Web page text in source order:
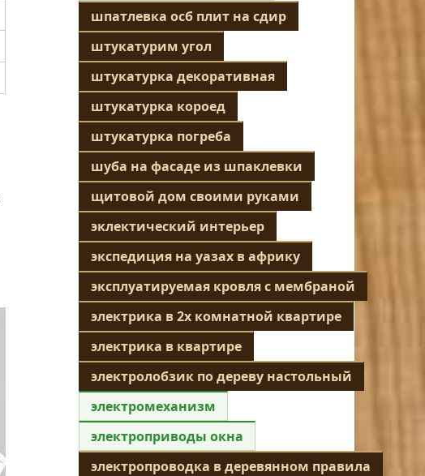
шпатлевка осб плит на сдир
штукатурим угол
штукатурка декоративная
штукатурка короед
штукатурка погреба
шуба на фасаде из шпаклевки
щитовой дом своими руками
эклектический интерьер
экспедиция на уазах в африку
эксплуатируемая кровля с мембраной
электрика в 2х комнатной квартире
электрика в квартире
электролобзик по дереву настольный
электромеханизм
электроприводы окна
электропроводка в деревянном правила